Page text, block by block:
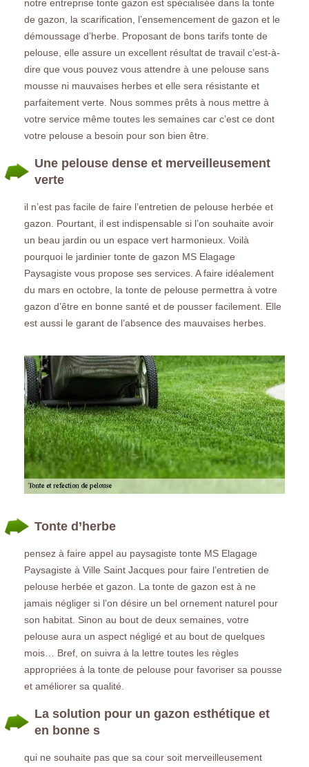
notre entreprise tonte gazon est spécialisée dans la tonte
de gazon, la scarification, l’ensemencement de gazon et le
démoussage d’herbe. Proposant de bons tarifs tonte de
pelouse, elle assure un excellent résultat de travail c’est-à-
dire que vous pouvez vous attendre à une pelouse sans
mousse ni mauvaises herbes et elle sera résistante et
parfaitement verte. Nous sommes prêts à nous mettre à
votre service même toutes les semaines car c’est ce dont
votre pelouse a besoin pour son bien être.
Une pelouse dense et merveilleusement
verte
il n’est pas facile de faire l’entretien de pelouse herbée et
gazon. Pourtant, il est indispensable si l’on souhaite avoir
un beau jardin ou un espace vert harmonieux. Voilà
pourquoi le jardinier tonte de gazon MS Elagage
Paysagiste vous propose ses services. A faire idéalement
du mars en octobre, la tonte de pelouse permettra à votre
gazon d’être en bonne santé et de pousser facilement. Elle
est aussi le garant de l’absence des mauvaises herbes.
Tonte d’herbe
pensez à faire appel au paysagiste tonte MS Elagage
Paysagiste à Ville Saint Jacques pour faire l’entretien de
pelouse herbée et gazon. La tonte de gazon est à ne
jamais négliger si l’on désire un bel ornement naturel pour
son habitat. Sinon au bout de deux semaines, votre
pelouse aura un aspect négligé et au bout de quelques
mois… Bref, on suivra à la lettre toutes les règles
appropriées à la tonte de pelouse pour favoriser sa pousse
et améliorer sa qualité.
La solution pour un gazon esthétique et
en bonne s
qui ne souhaite pas que sa cour soit merveilleusement